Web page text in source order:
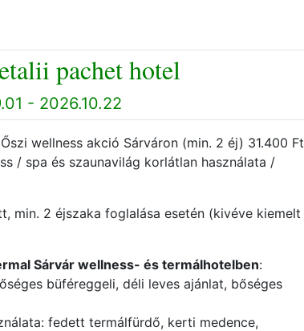
pachet hotel
- 2026.10.22
wellness akció Sárváron (min. 2 éj) 31.400 Ft
/ spa és szaunavilág korlátlan használata /
min. 2 éjszaka foglalása esetén (kivéve kiemelt
Sárvár wellness- és termálhotelben:
büféreggeli, déli leves ajánlat, bőséges
fedett termálfürdő, kerti medence,